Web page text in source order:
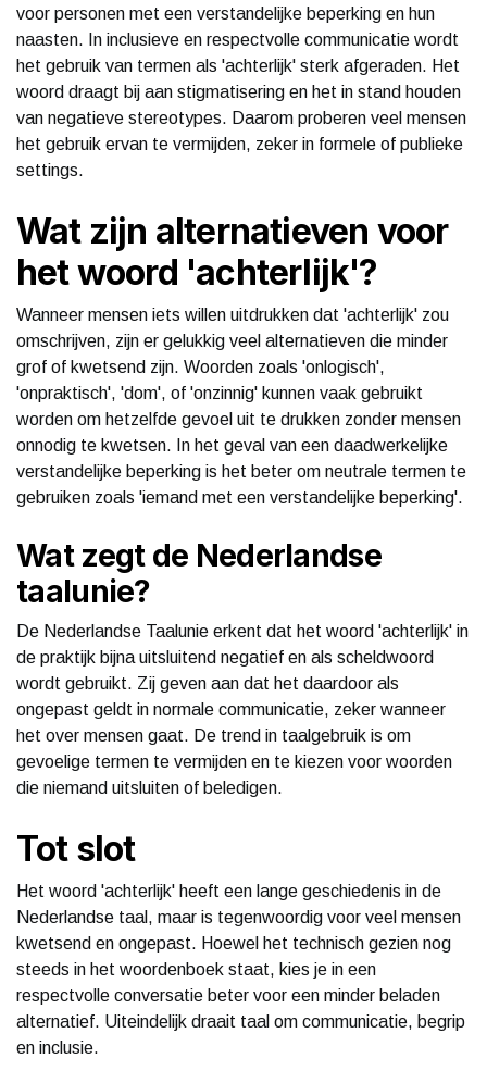
voor personen met een verstandelijke beperking en hun
naasten. In inclusieve en respectvolle communicatie wordt
het gebruik van termen als 'achterlijk' sterk afgeraden. Het
woord draagt bij aan stigmatisering en het in stand houden
van negatieve stereotypes. Daarom proberen veel mensen
het gebruik ervan te vermijden, zeker in formele of publieke
settings.
Wat zijn alternatieven voor
het woord 'achterlijk'?
Wanneer mensen iets willen uitdrukken dat 'achterlijk' zou
omschrijven, zijn er gelukkig veel alternatieven die minder
grof of kwetsend zijn. Woorden zoals 'onlogisch',
'onpraktisch', 'dom', of 'onzinnig' kunnen vaak gebruikt
worden om hetzelfde gevoel uit te drukken zonder mensen
onnodig te kwetsen. In het geval van een daadwerkelijke
verstandelijke beperking is het beter om neutrale termen te
gebruiken zoals 'iemand met een verstandelijke beperking'.
Wat zegt de Nederlandse
taalunie?
De Nederlandse Taalunie erkent dat het woord 'achterlijk' in
de praktijk bijna uitsluitend negatief en als scheldwoord
wordt gebruikt. Zij geven aan dat het daardoor als
ongepast geldt in normale communicatie, zeker wanneer
het over mensen gaat. De trend in taalgebruik is om
gevoelige termen te vermijden en te kiezen voor woorden
die niemand uitsluiten of beledigen.
Tot slot
Het woord 'achterlijk' heeft een lange geschiedenis in de
Nederlandse taal, maar is tegenwoordig voor veel mensen
kwetsend en ongepast. Hoewel het technisch gezien nog
steeds in het woordenboek staat, kies je in een
respectvolle conversatie beter voor een minder beladen
alternatief. Uiteindelijk draait taal om communicatie, begrip
en inclusie.